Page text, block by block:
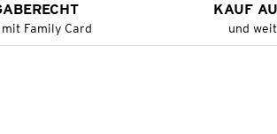
Family Card
KAUF
und